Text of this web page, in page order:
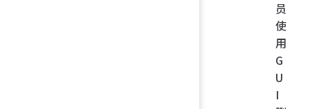
员
使
用
G
U
I